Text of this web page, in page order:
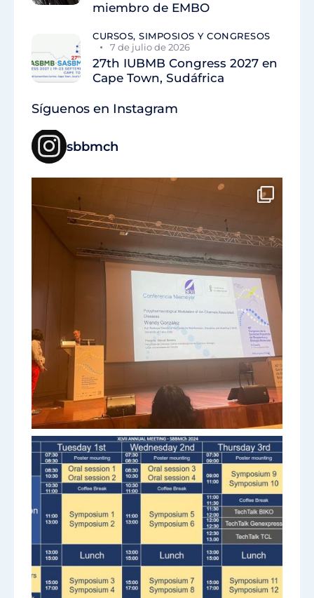
miembro de EMBO
CURSOS, SIMPOSIOS Y CONGRESOS
7 de julio de 2026
27th IUBMB Congress 2027 en
Cape Town, Sudáfrica
Síguenos en Instagram
sbbmch